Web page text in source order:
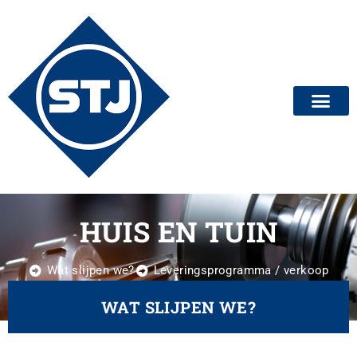
HUIS EN TUIN
Wat slijpen we?
Leveringsprogramma / verkoop
WAT SLIJPEN WE?